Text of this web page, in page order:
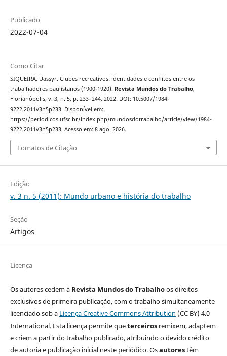
Publicado
2022-07-04
Como Citar
SIQUEIRA, Uassyr. Clubes recreativos: identidades e conflitos entre os
trabalhadores paulistanos (1900-1920). Revista Mundos do Trabalho,
Florianópolis, v. 3, n. 5, p. 233–244, 2022. DOI: 10.5007/1984-
9222.2011v3n5p233. Disponível em:
https://periodicos.ufsc.br/index.php/mundosdotrabalho/article/view/1984-
9222.2011v3n5p233. Acesso em: 8 ago. 2026.
Fomatos de Citação
Edição
v. 3 n. 5 (2011): Mundo urbano e história do trabalho
Seção
Artigos
Licença
Os autores cedem à Revista Mundos do Trabalhoos direitos
exclusivos de primeira publicação, com o trabalho simultaneamente
licenciado sob a Licença Creative Commons Attribution (CC BY) 4.0
International. Esta licença permite queterceirosremixem, adaptem
e criem a partir do trabalho publicado, atribuindo o devido crédito
de autoria e publicação inicial neste periódico. Osautorestêm